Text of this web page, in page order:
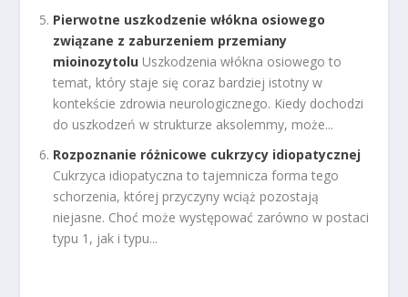
Pierwotne uszkodzenie włókna osiowego
związane z zaburzeniem przemiany
mioinozytolu Uszkodzenia włókna osiowego to
temat, który staje się coraz bardziej istotny w
kontekście zdrowia neurologicznego. Kiedy dochodzi
do uszkodzeń w strukturze aksolemmy, może...
Rozpoznanie różnicowe cukrzycy idiopatycznej
Cukrzyca idiopatyczna to tajemnicza forma tego
schorzenia, której przyczyny wciąż pozostają
niejasne. Choć może występować zarówno w postaci
typu 1, jak i typu...